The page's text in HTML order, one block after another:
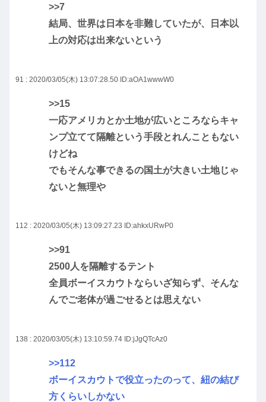
>>7
結局、世界は日本を非難していたが、日本以
上の対応は出来ないという
91 : 2020/03/05(木) 13:07:28.50 ID:aOA1wwwW0
>>15
一応アメリカとか土地が広いところならキャ
ンプ立てて隔離という手段とれんこともない
けどね
でもそんな事できるの国土が大きい土地じゃ
ないと無理や
112 : 2020/03/05(木) 13:09:27.23 ID:ahkxURwP0
>>91
2500人を隔離するテント
全員ボーイスカウトならいざ知らず、そんな
んでご老体が過ごせるとは思えない
138 : 2020/03/05(木) 13:10:59.74 ID:jJgQTcAz0
>>112
ボーイスカウトで役立ったのって、紐の結び
方くらいしかない